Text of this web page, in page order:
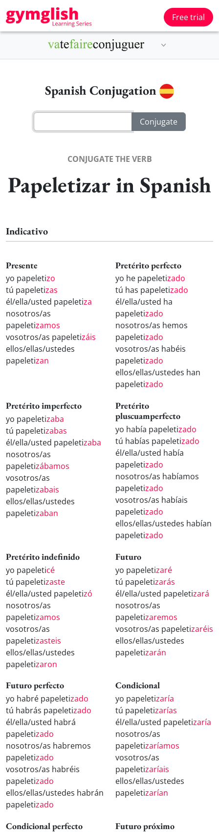
Free trial
Spanish Conjugation
CONJUGATE THE VERB
Papeletizar in Spanish
Indicativo
Presente
yo papeletizo
tú papeletizas
él/ella/usted papeletiza
nosotros/as
papeletizamos
vosotros/as papeletizáis
ellos/ellas/ustedes
papeletizan
Pretérito perfecto
yo he papeletizado
tú has papeletizado
él/ella/usted ha
papeletizado
nosotros/as hemos
papeletizado
vosotros/as habéis
papeletizado
ellos/ellas/ustedes han
papeletizado
Pretérito imperfecto
yo papeletizaba
tú papeletizabas
él/ella/usted papeletizaba
nosotros/as
papeletizábamos
vosotros/as
papeletizabais
ellos/ellas/ustedes
papeletizaban
Pretérito
pluscuamperfecto
yo había papeletizado
tú habías papeletizado
él/ella/usted había
papeletizado
nosotros/as habíamos
papeletizado
vosotros/as habíais
papeletizado
ellos/ellas/ustedes habían
papeletizado
Pretérito indefinido
yo papeleticé
tú papeletizaste
él/ella/usted papeletizó
nosotros/as
papeletizamos
vosotros/as
papeletizasteis
ellos/ellas/ustedes
papeletizaron
Futuro
yo papeletizaré
tú papeletizarás
él/ella/usted papeletizará
nosotros/as
papeletizaremos
vosotros/as papeletizaréis
ellos/ellas/ustedes
papeletizarán
Futuro perfecto
yo habré papeletizado
tú habrás papeletizado
él/ella/usted habrá
papeletizado
nosotros/as habremos
papeletizado
vosotros/as habréis
papeletizado
ellos/ellas/ustedes habrán
papeletizado
Condicional
yo papeletizaría
tú papeletizarías
él/ella/usted papeletizaría
nosotros/as
papeletizaríamos
vosotros/as
papeletizaríais
ellos/ellas/ustedes
papeletizarían
Condicional perfecto Futuro próximo